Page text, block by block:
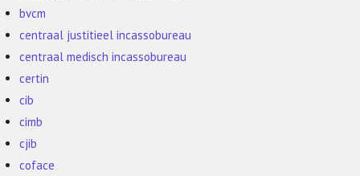
bvcm
centraal justitieel incassobureau
centraal medisch incassobureau
certin
cib
cimb
cjib
coface